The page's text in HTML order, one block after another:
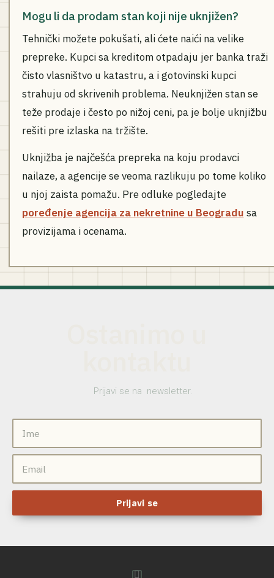
Mogu li da prodam stan koji nije uknjižen?
Tehnički možete pokušati, ali ćete naići na velike
prepreke. Kupci sa kreditom otpadaju jer banka traži
čisto vlasništvo u katastru, a i gotovinski kupci
strahuju od skrivenih problema. Neuknjižen stan se
teže prodaje i često po nižoj ceni, pa je bolje uknjižbu
rešiti pre izlaska na tržište.
Uknjižba je najčešća prepreka na koju prodavci
nailaze, a agencije se veoma razlikuju po tome koliko
u njoj zaista pomažu. Pre odluke pogledajte
poređenje agencija za nekretnine u Beogradu sa
provizijama i ocenama.
Prijavi se na newsletter.
Prijavi se